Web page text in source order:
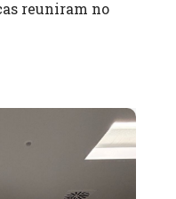
reuniram no